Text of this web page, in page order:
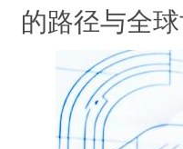
的路径与全